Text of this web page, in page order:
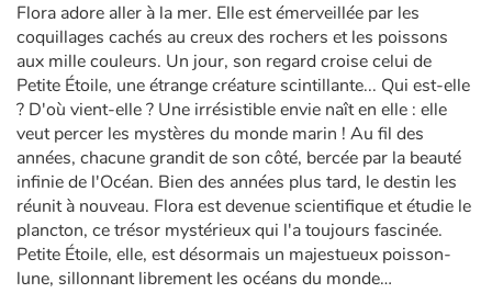
Les animaux
Voyage, épopée, enquête, aventure
Autour du monde
Apprentissage
Art, espace, activité
Flora adore aller à la mer. Elle est émerveillée par les
coquillages cachés au creux des rochers et les poissons
aux mille couleurs. Un jour, son regard croise celui de
Petite Étoile, une étrange créature scintillante... Qui est-elle
? D'où vient-elle ? Une irrésistible envie naît en elle : elle
veut percer les mystères du monde marin ! Au fil des
années, chacune grandit de son côté, bercée par la beauté
infinie de l'Océan. Bien des années plus tard, le destin les
réunit à nouveau. Flora est devenue scientifique et étudie le
plancton, ce trésor mystérieux qui l'a toujours fascinée.
Petite Étoile, elle, est désormais un majestueux poisson-
lune, sillonnant librement les océans du monde…